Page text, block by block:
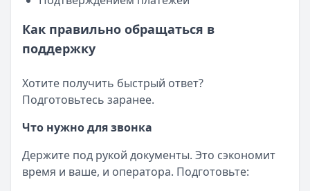
Как правильно обращаться в
поддержку
Хотите получить быстрый ответ?
Подготовьтесь заранее.
Что нужно для звонка
Держите под рукой документы. Это сэкономит
время и ваше, и оператора. Подготовьте: